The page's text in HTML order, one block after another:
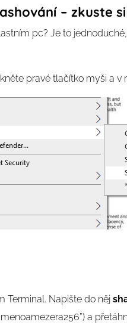
– zkuste si
pc? Je to
pravé tlačítko myši a
Terminal. Napište do něj
a